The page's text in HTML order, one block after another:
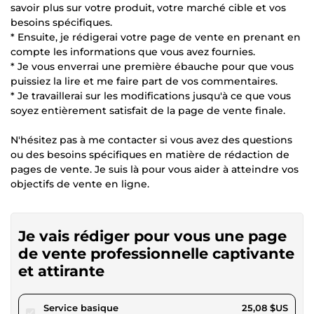
savoir plus sur votre produit, votre marché cible et vos
besoins spécifiques.
* Ensuite, je rédigerai votre page de vente en prenant en
compte les informations que vous avez fournies.
* Je vous enverrai une première ébauche pour que vous
puissiez la lire et me faire part de vos commentaires.
* Je travaillerai sur les modifications jusqu'à ce que vous
soyez entièrement satisfait de la page de vente finale.
N'hésitez pas à me contacter si vous avez des questions
ou des besoins spécifiques en matière de rédaction de
pages de vente. Je suis là pour vous aider à atteindre vos
objectifs de vente en ligne.
Je vais rédiger pour vous une page
de vente professionnelle captivante
et attirante
Service basiquepour 23,11 $US 25,08 $US